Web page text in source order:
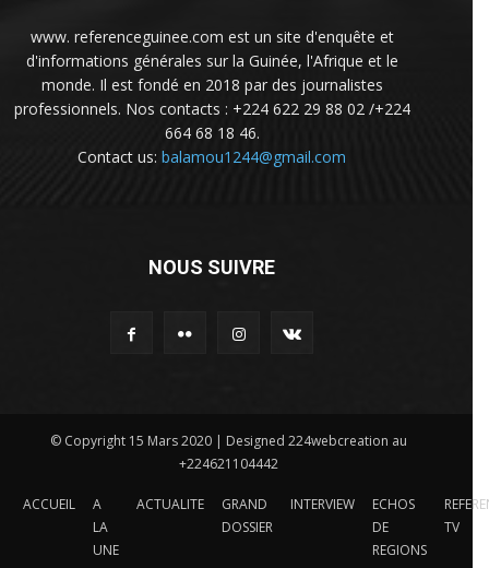
www. referenceguinee.com est un site d'enquête et
d'informations générales sur la Guinée, l'Afrique et le
monde. Il est fondé en 2018 par des journalistes
professionnels. Nos contacts : +224 622 29 88 02 /+224
664 68 18 46.
Contact us: balamou1244@gmail.com
NOUS SUIVRE
© Copyright 15 Mars 2020 | Designed 224webcreation au
+224621104442
ACCUEIL
A
LA
UNE
ACTUALITE
GRAND
DOSSIER
INTERVIEW
ECHOS
DE
REGIONS
TV